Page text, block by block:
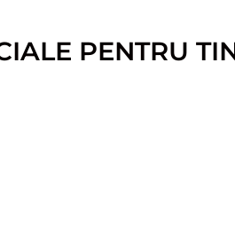
PENTRU